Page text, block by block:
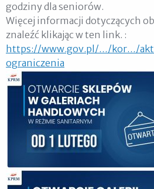
godziny dla seniorów.
Więcej informacji dotyczących
znaleźć klikając w ten link. :
https://www.gov.pl/…/kor…/
ograniczenia